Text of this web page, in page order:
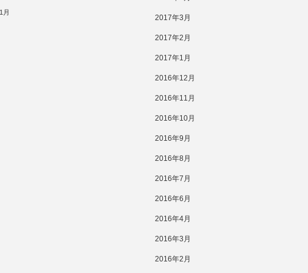
月
2017年3月
2017年2月
2017年1月
2016年12月
2016年11月
2016年10月
2016年9月
2016年8月
2016年7月
2016年6月
2016年4月
2016年3月
2016年2月